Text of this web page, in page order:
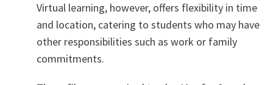
Virtual learning, however, offers flexibility in time
and location, catering to students who may have
other responsibilities such as work or family
commitments.